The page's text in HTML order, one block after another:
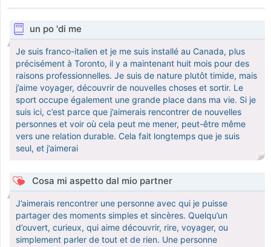
un po 'di me
Je suis franco-italien et je me suis installé au Canada, plus
précisément à Toronto, il y a maintenant huit mois pour des
raisons professionnelles. Je suis de nature plutôt timide, mais
j’aime voyager, découvrir de nouvelles choses et sortir. Le
sport occupe également une grande place dans ma vie. Si je
suis ici, c’est parce que j’aimerais rencontrer de nouvelles
personnes et voir où cela peut me mener, peut-être même
vers une relation durable. Cela fait longtemps que je suis
seul, et j’aimerai
Cosa mi aspetto dal mio partner
J’aimerais rencontrer une personne avec qui je puisse
partager des moments simples et sincères. Quelqu’un
d’ouvert, curieux, qui aime découvrir, rire, voyager, ou
simplement parler de tout et de rien. Une personne